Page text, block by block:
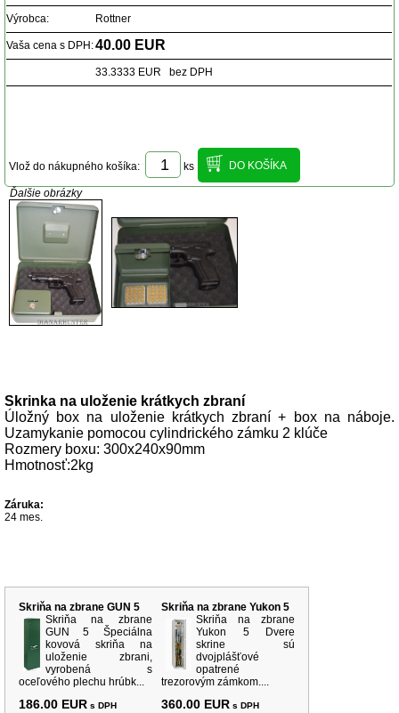
Výrobca: Rottner
Vaša cena s DPH:40.00 EUR
33.3333 EUR bez DPH
Vlož do nákupného košíka: ks
Ďalšie obrázky
Skrinka na uloženie krátkych zbraní
Úložný box na uloženie krátkych zbraní + box na náboje.
Uzamykanie pomocou cylindrického zámku 2 klúče
Rozmery boxu: 300x240x90mm
Hmotnosť:2kg
Záruka:
24 mes.
Skriňa na zbrane GUN 5
Skriňa na zbrane
GUN 5 Špeciálna
kovová skriňa na
uloženie zbrani,
vyrobená s
oceľového plechu hrúbk...
186.00 EUR s DPH
Skriňa na zbrane Yukon 5
Skriňa na zbrane
Yukon 5 Dvere
skrine sú
dvojplášťové
opatrené
trezorovým zámkom....
360.00 EUR s DPH